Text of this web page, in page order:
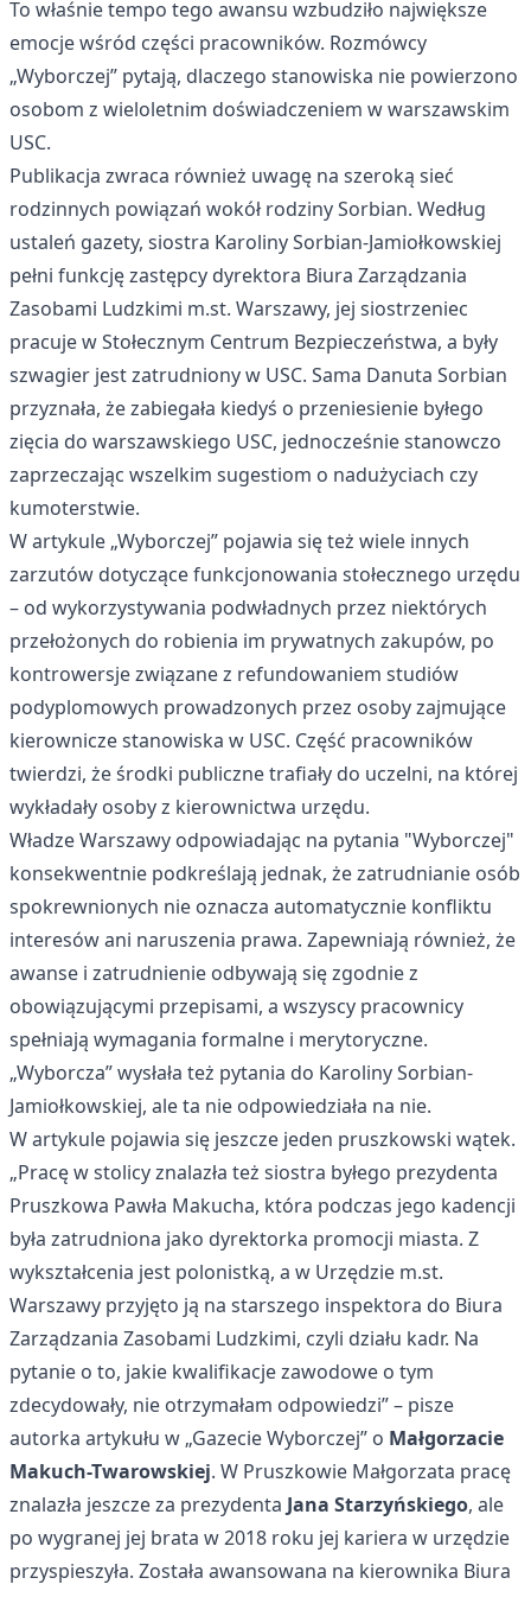
To właśnie tempo tego awansu wzbudziło największe
emocje wśród części pracowników. Rozmówcy
„Wyborczej” pytają, dlaczego stanowiska nie powierzono
osobom z wieloletnim doświadczeniem w warszawskim
USC.
Publikacja zwraca również uwagę na szeroką sieć
rodzinnych powiązań wokół rodziny Sorbian. Według
ustaleń gazety, siostra Karoliny Sorbian-Jamiołkowskiej
pełni funkcję zastępcy dyrektora Biura Zarządzania
Zasobami Ludzkimi m.st. Warszawy, jej siostrzeniec
pracuje w Stołecznym Centrum Bezpieczeństwa, a były
szwagier jest zatrudniony w USC. Sama Danuta Sorbian
przyznała, że zabiegała kiedyś o przeniesienie byłego
zięcia do warszawskiego USC, jednocześnie stanowczo
zaprzeczając wszelkim sugestiom o nadużyciach czy
kumoterstwie.
W artykule „Wyborczej” pojawia się też wiele innych
zarzutów dotyczące funkcjonowania stołecznego urzędu
– od wykorzystywania podwładnych przez niektórych
przełożonych do robienia im prywatnych zakupów, po
kontrowersje związane z refundowaniem studiów
podyplomowych prowadzonych przez osoby zajmujące
kierownicze stanowiska w USC. Część pracowników
twierdzi, że środki publiczne trafiały do uczelni, na której
wykładały osoby z kierownictwa urzędu.
Władze Warszawy odpowiadając na pytania "Wyborczej"
konsekwentnie podkreślają jednak, że zatrudnianie osób
spokrewnionych nie oznacza automatycznie konfliktu
interesów ani naruszenia prawa. Zapewniają również, że
awanse i zatrudnienie odbywają się zgodnie z
obowiązującymi przepisami, a wszyscy pracownicy
spełniają wymagania formalne i merytoryczne.
„Wyborcza” wysłała też pytania do Karoliny Sorbian-
Jamiołkowskiej, ale ta nie odpowiedziała na nie.
W artykule pojawia się jeszcze jeden pruszkowski wątek.
„Pracę w stolicy znalazła też siostra byłego prezydenta
Pruszkowa Pawła Makucha, która podczas jego kadencji
była zatrudniona jako dyrektorka promocji miasta. Z
wykształcenia jest polonistką, a w Urzędzie m.st.
Warszawy przyjęto ją na starszego inspektora do Biura
Zarządzania Zasobami Ludzkimi, czyli działu kadr. Na
pytanie o to, jakie kwalifikacje zawodowe o tym
zdecydowały, nie otrzymałam odpowiedzi” – pisze
autorka artykułu w „Gazecie Wyborczej” o Małgorzacie
Makuch-Twarowskiej. W Pruszkowie Małgorzata pracę
znalazła jeszcze za prezydenta Jana Starzyńskiego, ale
po wygranej jej brata w 2018 roku jej kariera w urzędzie
przyspieszyła. Została awansowana na kierownika Biura